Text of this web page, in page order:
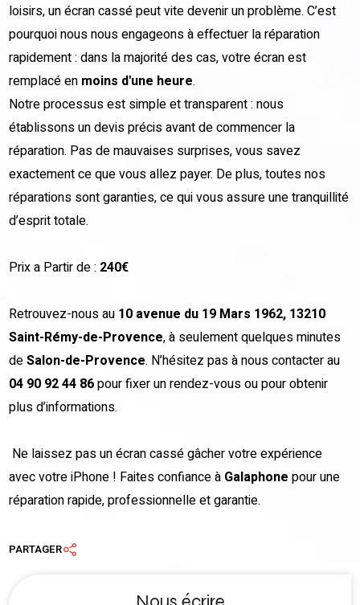
loisirs, un écran cassé peut vite devenir un problème. C’est
pourquoi nous nous engageons à effectuer la réparation
rapidement : dans la majorité des cas, votre écran est
remplacé en moins d'une heure.
Notre processus est simple et transparent : nous
établissons un devis précis avant de commencer la
réparation. Pas de mauvaises surprises, vous savez
exactement ce que vous allez payer. De plus, toutes nos
réparations sont garanties, ce qui vous assure une tranquillité
d’esprit totale.
Prix a Partir de : 240€
Retrouvez-nous au 10 avenue du 19 Mars 1962, 13210
Saint-Rémy-de-Provence, à seulement quelques minutes
deSalon-de-Provence. N’hésitez pas à nous contacter au
04 90 92 44 86pour fixer un rendez-vous ou pour obtenir
plus d’informations.
Ne laissez pas un écran cassé gâcher votre expérience
avec votre iPhone ! Faites confiance à Galaphone pour une
réparation rapide, professionnelle et garantie.
PARTAGER